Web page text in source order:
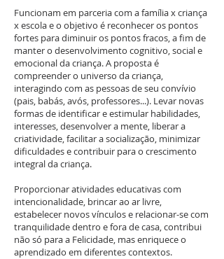
Funcionam em parceria com a família x criança
x escola e o objetivo é reconhecer os pontos
fortes para diminuir os pontos fracos, a fim de
manter o desenvolvimento cognitivo, social e
emocional da criança.A proposta é
compreender o universo da criança,
interagindo com as pessoas de seu convívio
(pais, babás, avós, professores...). Levar novas
formas de identificar e estimular habilidades,
interesses, desenvolver a mente, liberar a
criatividade, facilitar a socialização, minimizar
dificuldades e contribuir para o crescimento
integral da criança.
Proporcionar atividades educativas com
intencionalidade, brincar ao ar livre,
estabelecer novos vínculos e relacionar-se com
tranquilidade dentro e fora de casa, contribui
não só para a Felicidade, mas enriquece o
aprendizado em diferentes contextos.